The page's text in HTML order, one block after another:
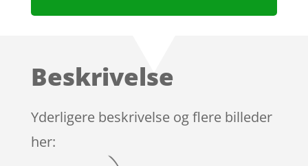
Beskrivelse
Yderligere beskrivelse og flere billeder
her: